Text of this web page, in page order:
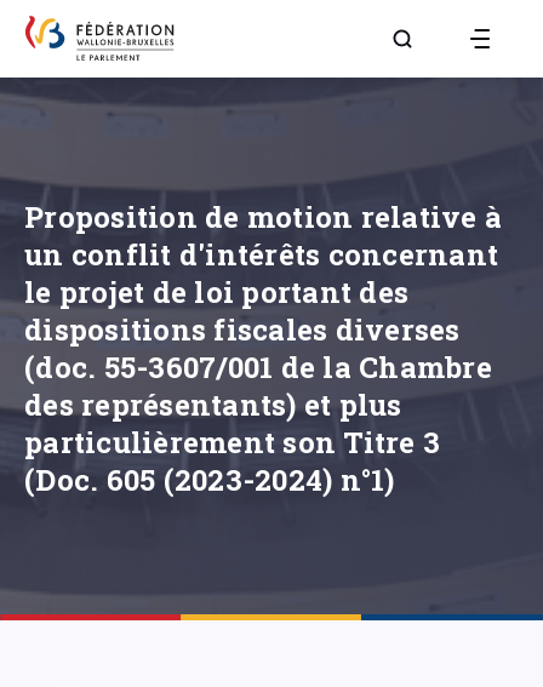
Aller à la page
Proposition de motion relative à
un conflit d'intérêts concernant
le projet de loi portant des
dispositions fiscales diverses
(doc. 55-3607/001 de la Chambre
des représentants) et plus
particulièrement son Titre 3
(Doc. 605 (2023-2024) n°1)